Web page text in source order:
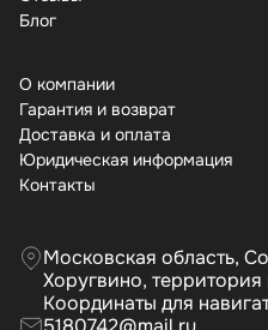
Бло
О компании
Гарантия и возврат
Доставка и оплата
Юридическая информация
Контакты
Московская область,
Хоругвино,
Координаты для